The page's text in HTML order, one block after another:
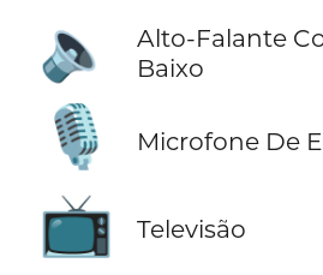
🔈
Alto-Falante
Baixo
🎙️ Microfone De
📺 Televisão